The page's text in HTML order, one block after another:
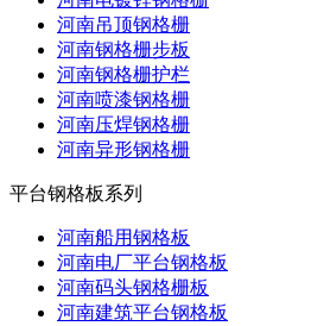
河南吊顶钢格栅
河南钢格栅步板
河南钢格栅护栏
河南喷漆钢格栅
河南压焊钢格栅
河南异形钢格栅
平台钢格板系列
河南船用钢格板
河南电厂平台钢格板
河南码头钢格栅板
河南建筑平台钢格板